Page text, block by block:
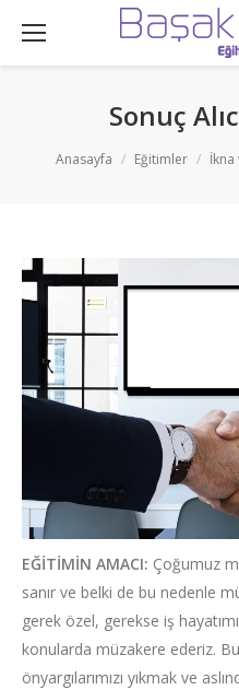
Sonuç
You are here:
Anasayfa Eğitimler İkna
EĞİTİMİN AMACI: Çoğumuz
sanır ve belki de bu nedenle
gerek özel, gerekse iş
konularda müzakere ederiz.
önyargılarımızı yıkmak ve